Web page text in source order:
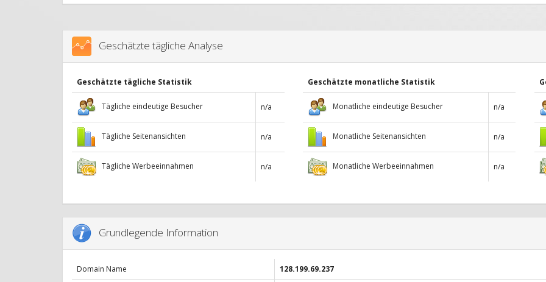
Geschätzte tägliche Analyse
Geschätzte tägliche Statistik
Tägliche eindeutige Besucher n/a
Tägliche Seitenansichten n/a
Tägliche Werbeeinnahmen n/a
Geschätzte monatliche Statistik
Monatliche eindeutige Besucher n/a
Monatliche Seitenansichten n/a
Monatliche Werbeeinnahmen n/a
Grundlegende Information
Domain Name
128.199.69.237